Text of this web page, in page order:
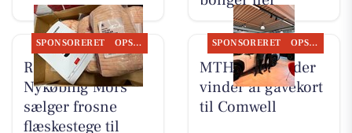
SPONSORERET OPSLAGSTAVLEN
REMA 1000
Nykøbing Mors
sælger frosne
flæskestege til
SPONSORERET OPSLAGSTAVLEN
MTH Biler finder
vinder af gavekort
til Comwell